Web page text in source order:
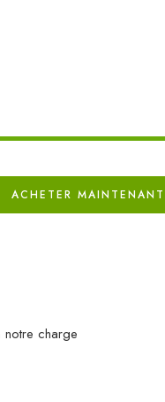
ACHETER MAINTENANT
charge